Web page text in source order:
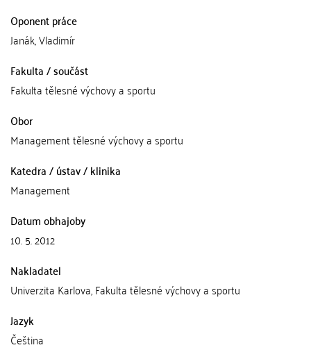
Oponent práce
Janák, Vladimír
Fakulta / součást
Fakulta tělesné výchovy a sportu
Obor
Management tělesné výchovy a sportu
Katedra / ústav / klinika
Management
Datum obhajoby
10. 5. 2012
Nakladatel
Univerzita Karlova, Fakulta tělesné výchovy a sportu
Jazyk
Čeština